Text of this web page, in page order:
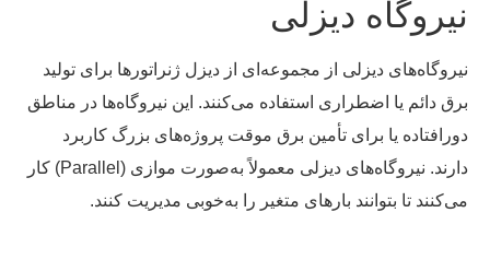
نیروگاه دیزلی
نیروگاه‌های دیزلی از مجموعه‌ای از دیزل ژنراتورها برای تولید
برق دائم یا اضطراری استفاده می‌کنند. این نیروگاه‌ها در مناطق
دورافتاده یا برای تأمین برق موقت پروژه‌های بزرگ کاربرد
دارند. نیروگاه‌های دیزلی معمولاً به‌صورت موازی (Parallel) کار
می‌کنند تا بتوانند بارهای متغیر را به‌خوبی مدیریت کنند.